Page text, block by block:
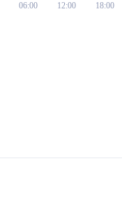
06:00 12:00 18:00